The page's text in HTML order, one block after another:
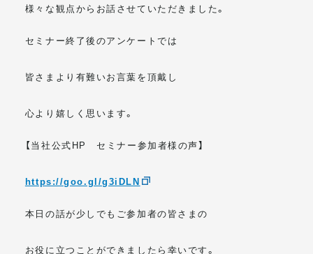
様々な観点からお話させていただきました。
セミナー終了後のアンケートでは
皆さまより有難いお言葉を頂戴し
心より嬉しく思います。
【当社公式HP セミナー参加者様の声】
https://goo.gl/g3iDLN
本日の話が少しでもご参加者の皆さまの
お役に立つことができましたら幸いです。